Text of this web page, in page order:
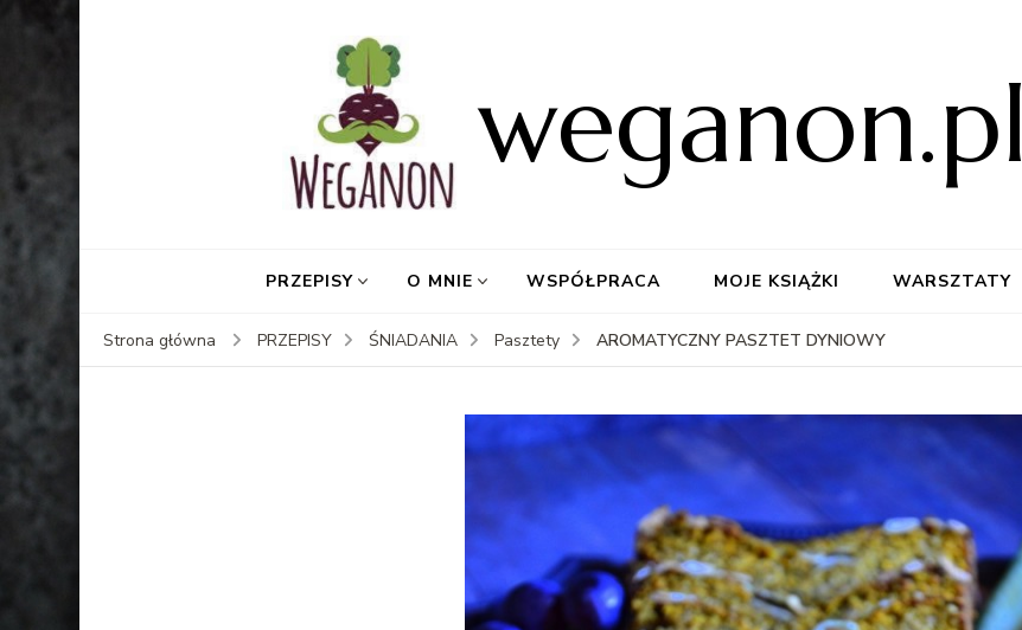
weganon.pl
PRZEPISY O MNIE WSPÓŁPRACA MOJE KSIĄŻKI WARSZTATY
Strona główna PRZEPISY ŚNIADANIA Pasztety AROMATYCZNY PASZTET DYNIOWY